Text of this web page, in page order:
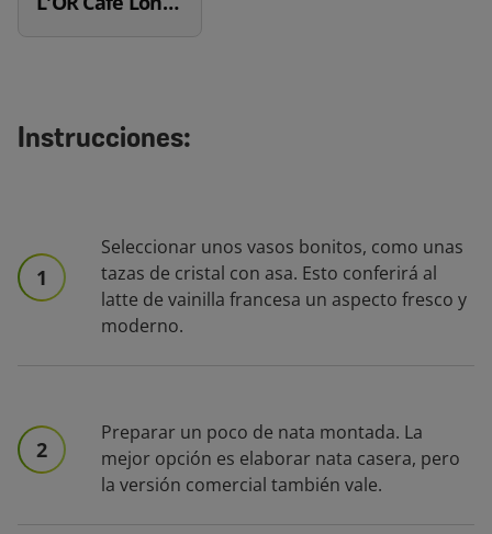
Instrucciones:
1
Seleccionar unos vasos bonitos, como unas
tazas de cristal con asa. Esto conferirá al
latte de vainilla francesa un aspecto fresco y
moderno.
2
Preparar un poco de nata montada. La
mejor opción es elaborar nata casera, pero
la versión comercial también vale.